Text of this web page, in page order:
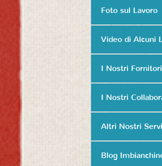
Foto sul Lavoro
Video di Alcuni
I Nostri Fornitori
I Nostri
Altri Nostri
Blog